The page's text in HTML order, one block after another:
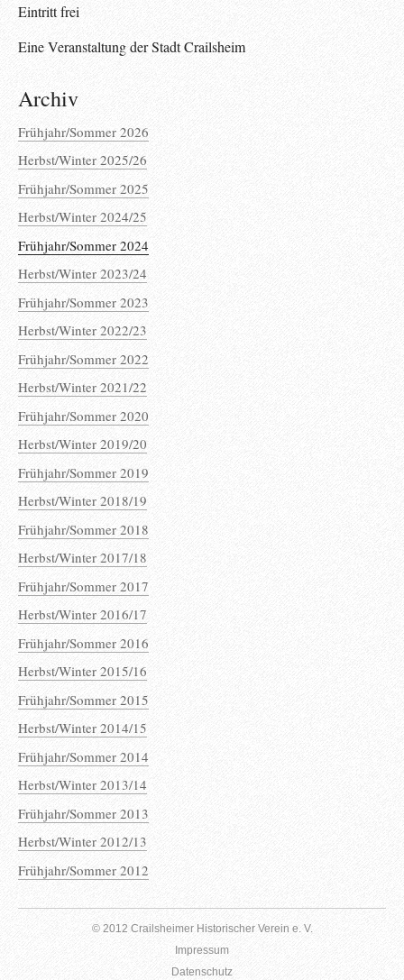
Eintritt frei
Eine Veranstaltung der Stadt Crailsheim
Archiv
Frühjahr/Sommer 2026
Herbst/Winter 2025/26
Frühjahr/Sommer 2025
Herbst/Winter 2024/25
Frühjahr/Sommer 2024
Herbst/Winter 2023/24
Frühjahr/Sommer 2023
Herbst/Winter 2022/23
Frühjahr/Sommer 2022
Herbst/Winter 2021/22
Frühjahr/Sommer 2020
Herbst/Winter 2019/20
Frühjahr/Sommer 2019
Herbst/Winter 2018/19
Frühjahr/Sommer 2018
Herbst/Winter 2017/18
Frühjahr/Sommer 2017
Herbst/Winter 2016/17
Frühjahr/Sommer 2016
Herbst/Winter 2015/16
Frühjahr/Sommer 2015
Herbst/Winter 2014/15
Frühjahr/Sommer 2014
Herbst/Winter 2013/14
Frühjahr/Sommer 2013
Herbst/Winter 2012/13
Frühjahr/Sommer 2012
© 2012 Crailsheimer Historischer Verein e. V.
Impressum
Datenschutz